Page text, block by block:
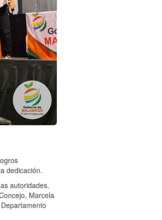
dedicación.
autoridades.
Marcela